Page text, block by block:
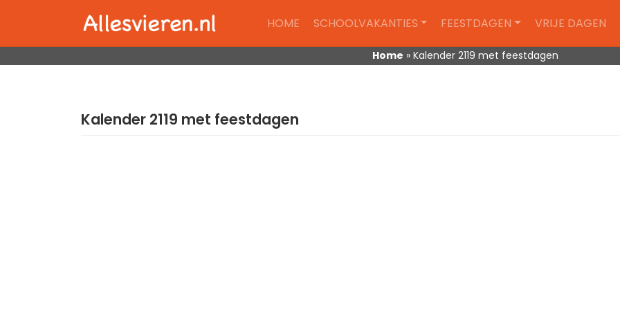
HOME SCHOOLVAKANTIES FEESTDAGEN VRIJE DAGEN
Home » Kalender 2119 met feestdagen
Kalender 2119 met feestdagen